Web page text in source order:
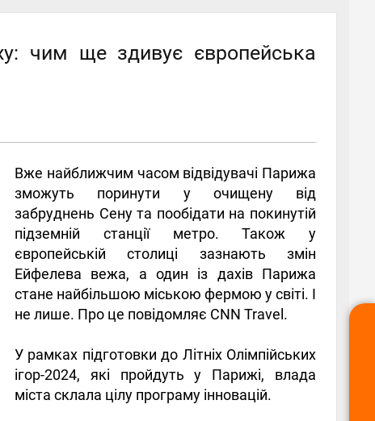
чим ще здивує європейська
Вже найближчим часом відвідувачі Парижа
зможуть поринути у очищену від
забруднень Сену та пообідати на покинутій
підземній станції метро. Також у
європейській столиці зазнають змін
Ейфелева вежа, а один із дахів Парижа
стане найбільшою міською фермою у світі. І
не лише. Про це повідомляє CNN Travel.
У рамках підготовки до Літніх Олімпійських
ігор-2024, які пройдуть у Парижі, влада
міста склала цілу програму інновацій.